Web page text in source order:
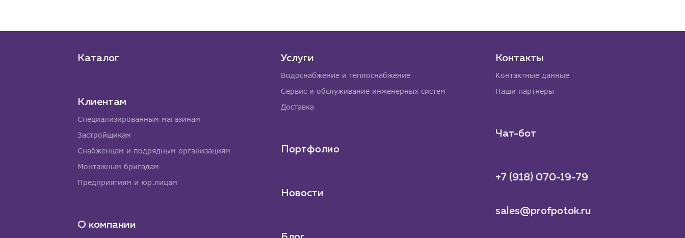
Каталог
Клиентам
Специализированным магазинам
Застройщикам
Снабженцам и подрядным организациям
Монтажным бригадам
Предприятиям и юр.лицам
О компании
Услуги
Водоснабжение и теплоснабжение
Сервис и обслуживание инженерных систем
Доставка
Портфолио
Новости
Контакты
Контактные данные
Наши партнёры
Чат-бот
+7 (918) 070-19-79
sales@profpotok.ru